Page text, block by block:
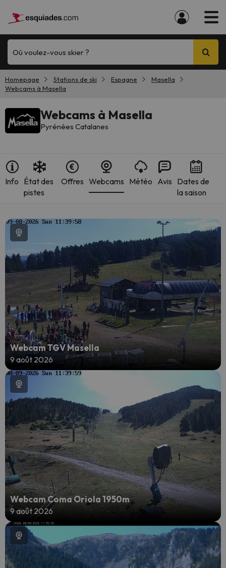
Où voulez-vous skier ?
Homepage Stations de ski Espagne
Masella
Webcams à Masella
Webcams à Masella
Pyrénées Catalanes
Info État des
pistes
Offres Webcams Météo Avis Dates de
la saison
Webcam TGV Masella
9 août 2026
Webcam Coma Oriola 1950m
9 août 2026